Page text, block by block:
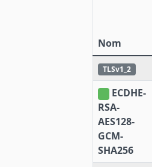
Nom
TLSv1_2
ECDHE-
RSA-
AES128-
GCM-
SHA256